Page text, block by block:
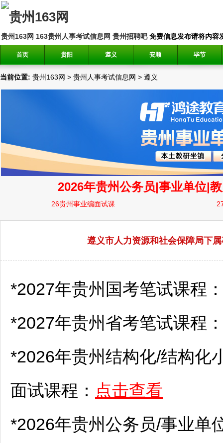
贵州163网 163贵州人事考试信息网 贵州招聘吧免费信息发布请将内容
首页 贵阳 遵义 安顺 毕节
当前位置: 贵州163网 > 贵州人事考试信息网 > 遵义
遵义市人力资源和社会保障局下
*2027年贵州国考笔试课程
*2027年贵州省考笔试课程
*2026年贵州结构化/结构化
面试课程： 点击查看
*2026年贵州公务员/事业单